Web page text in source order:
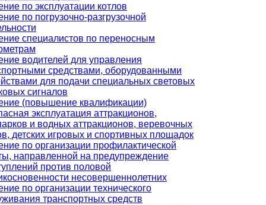
по эксплуатации котлов
по погрузочно-разгрузочной
специалистов по переносным
водителей для управления
средствами, оборудованными
для подачи специальных световых
сигналов
(повышение квалификации)
эксплуатация аттракционов,
и водных аттракционов, веревочных
детских игровых и спортивных площадок
по организации профилактической
направленной на предупреждение
против половой
несовершеннолетних
по организации технического
транспортных средств